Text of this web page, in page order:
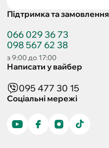
Підтримка та замовлення
066 029 36 73
098 567 62 38
з 9:00 до 17:00
Написати у вайбер
095 477 30 15
Соціальні мережі